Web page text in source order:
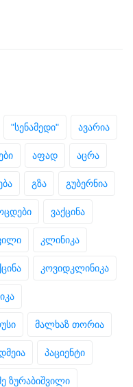
"სენამედი" ავარია
აფად აცრა
გზა გუბერნია
ვაქცინა
კლინიკა
კოვიდკლინიკა
მალხაზ თორია
პაციენტი
ზურაბიშვილი